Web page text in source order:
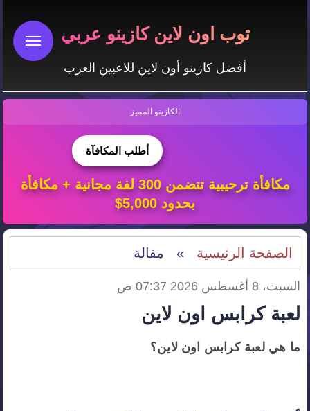
توب اون لاين كازينو عربي
أفضل كازينو أون لاين للاعبين العرب
الكازينو المميز
أطلب المكافآة
مكافأة ترحيبية تتضمن 300 لفة مجانية + مكافأة
بحدود 5,000$
الصفحة الرئيسية » مقالة
السبت، 8 أغسطس 2026 07:37 ص
لعبة كرابس اون لاين
ما هي لعبة كرابس اون لاين؟